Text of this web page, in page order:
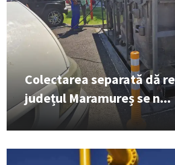
Colectarea separată dă
județul Maramureș se n...